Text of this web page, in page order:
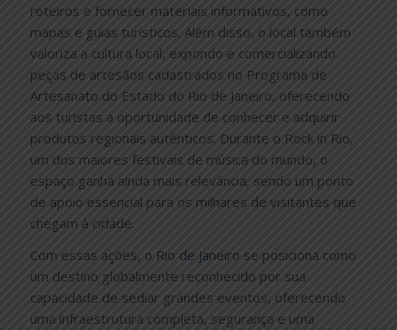
roteiros e fornecer materiais informativos, como
mapas e guias turísticos. Além disso, o local também
valoriza a cultura local, expondo e comercializando
peças de artesãos cadastrados no Programa de
Artesanato do Estado do Rio de Janeiro, oferecendo
aos turistas a oportunidade de conhecer e adquirir
produtos regionais autênticos. Durante o Rock in Rio,
um dos maiores festivais de música do mundo, o
espaço ganha ainda mais relevância, sendo um ponto
de apoio essencial para os milhares de visitantes que
chegam à cidade.
Com essas ações, o Rio de Janeiro se posiciona como
um destino globalmente reconhecido por sua
capacidade de sediar grandes eventos, oferecendo
uma infraestrutura completa, segurança e uma